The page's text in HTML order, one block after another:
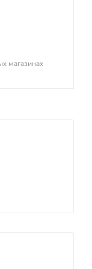
магазинах